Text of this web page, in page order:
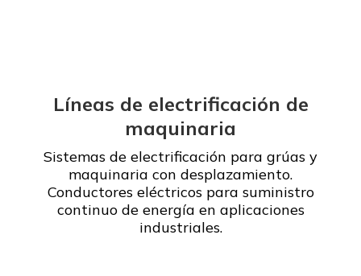
Líneas de electrificación de
maquinaria
Sistemas de electrificación para grúas y
maquinaria con desplazamiento.
Conductores eléctricos para suministro
continuo de energía en aplicaciones
industriales.